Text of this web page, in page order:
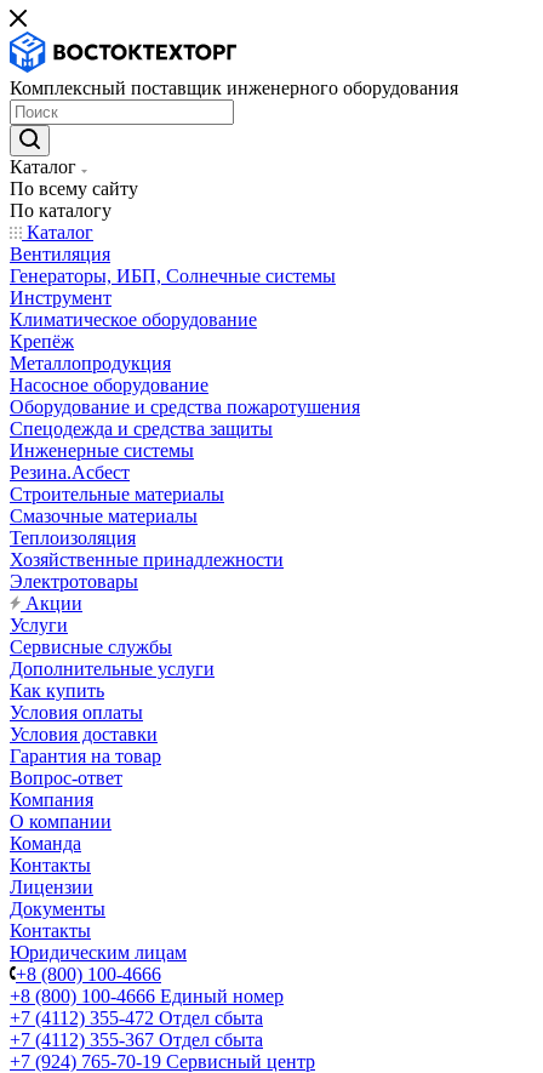
Комплексный поставщик инженерного оборудования
Каталог
По всему сайту
По каталогу
Каталог
Вентиляция
Генераторы, ИБП, Солнечные системы
Инструмент
Климатическое оборудование
Крепёж
Металлопродукция
Насосное оборудование
Оборудование и средства пожаротушения
Спецодежда и средства защиты
Инженерные системы
Резина.Асбест
Строительные материалы
Смазочные материалы
Теплоизоляция
Хозяйственные принадлежности
Электротовары
Акции
Услуги
Сервисные службы
Дополнительные услуги
Как купить
Условия оплаты
Условия доставки
Гарантия на товар
Вопрос-ответ
Компания
О компании
Команда
Контакты
Лицензии
Документы
Контакты
Юридическим лицам
+8 (800) 100-4666
+8 (800) 100-4666 Единый номер
+7 (4112) 355-472 Отдел сбыта
+7 (4112) 355-367 Отдел сбыта
+7 (924) 765-70-19 Сервисный центр